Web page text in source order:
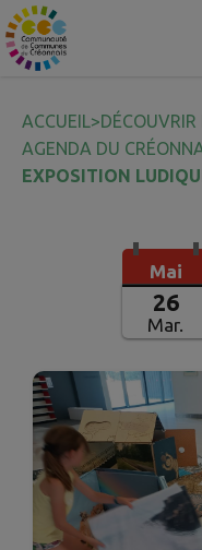
Contenu
ACCUEIL>
AGENDA DU
EXPOSITION
Mai
26
Mar.